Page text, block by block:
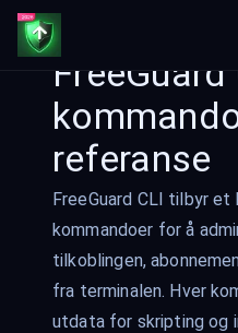
FreeGuard
referanse
FreeGuard CLI tilbyr
kommandoer for å
tilkoblingen,
fra terminalen. Hver
utdata for skripting og